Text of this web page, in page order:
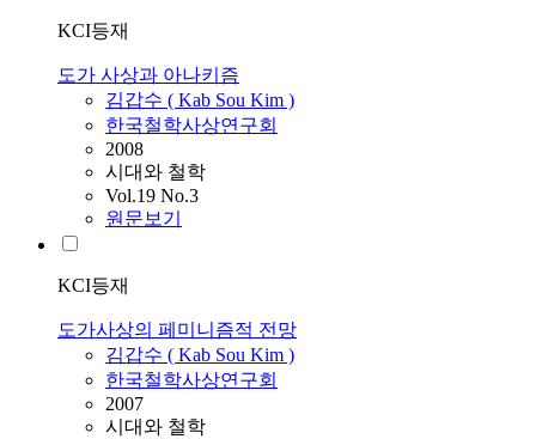
KCI등재
도가 사상과 아나키즘
김갑수 ( Kab Sou Kim )
한국철학사상연구회
2008
시대와 철학
Vol.19 No.3
원문보기
KCI등재
도가사상의 페미니즘적 전망
김갑수 ( Kab Sou Kim )
한국철학사상연구회
2007
시대와 철학